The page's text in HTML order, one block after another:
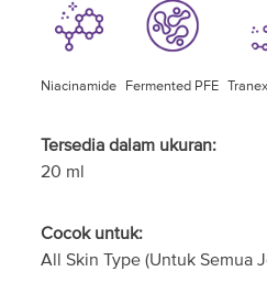
Niacinamide Fermented PFE
Tersedia dalam ukuran:
20 ml
Cocok untuk:
All Skin Type (Untuk Semua